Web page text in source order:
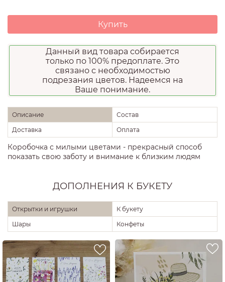
Купить
Данный вид товара собирается
только по 100% предоплате. Это
связано с необходимостью
подрезания цветов. Надеемся на
Ваше понимание.
Описание
Состав
Доставка
Оплата
Коробочка с милыми цветами - прекрасный способ
показать свою заботу и внимание к близким людям
ДОПОЛНЕНИЯ К БУКЕТУ
Открытки и игрушки
К букету
Шары
Конфеты